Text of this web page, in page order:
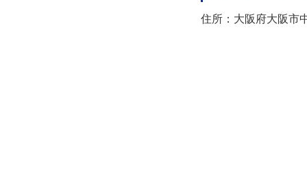
住所：大阪府大阪市